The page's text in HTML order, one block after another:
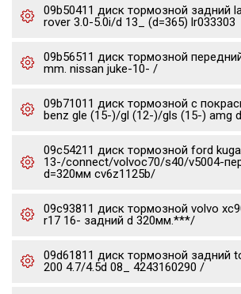
09b50411 диск тормозной задний
rover 3.0-5.0i/d 13_ (d=365) lr033303
09b56511 диск тормозной
mm. nissan juke-10- /
09b71011 диск тормозной с
benz gle (15-)/gl (12-)/gls (15-) amg
09c54211 диск тормозной ford kuga
13-/connect/volvoc70/s40/v5004-
d=320мм cv6z1125b/
09c93811 диск тормозной volvo
r17 16- задний d 320мм.***/
09d61811 диск тормозной задний
200 4.7/4.5d 08_ 4243160290 /